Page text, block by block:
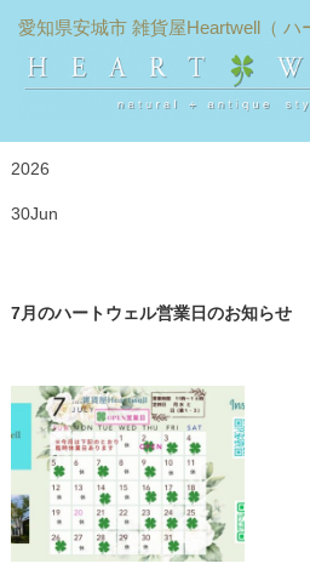
2026
30Jun
7月のハートウェル営業日のお知らせ